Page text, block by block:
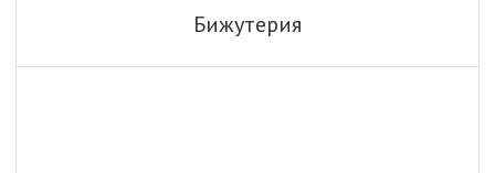
Бижутерия